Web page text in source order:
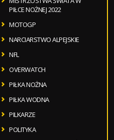
PIŁCE NOŻNEJ 2022
MOTOGP
NARCIARSTWO ALPEJSKIE
NFL
OVERWATCH
PIŁKA NOŻNA
PIŁKA WODNA
PILKARZE
POLITYKA